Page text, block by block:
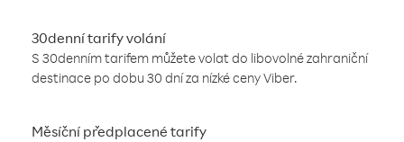
30denní tarify volání
S 30denním tarifem můžete volat do libovolné zahraniční
destinace po dobu 30 dní za nízké ceny Viber.
Měsíční předplacené tarify